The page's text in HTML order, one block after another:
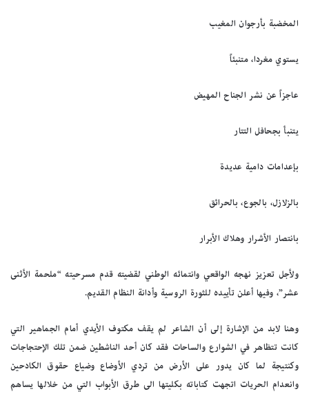
المخضبة بأرجوان المغيب
يستوي مغردا، متنبئاً
عاجزاً عن نشر الجناح المهيض
يتنبأ بجحافل التتار
بإعدامات دامية عديدة
بالزلازل، بالجوع، بالحرائق
بانتصار الأشرار وهلاك الأبرار
ولأجل تعزيز نهجه الواقعي وانتمائه الوطني لقضيته قدم مسرحيته “ملحمة الأثنى
عشر”، وفيها أعلن تأييده للثورة الروسية وأدانة النظام القديم.
وهنا لابد من الإشارة إلى أن الشاعر لم يقف مكتوف الأيدي أمام الجماهير التي
كانت تتظاهر في الشوارع والساحات فقد كان أحد الناشطين ضمن تلك الإحتجاجات
وكنتيجة لما كان يدور على الأرض من تردي الأوضاع وضياع حقوق الكادحين
وانعدام الحريات اتجهت كتاباته بكليتها الى طرق الأبواب التي من خلالها يساهم